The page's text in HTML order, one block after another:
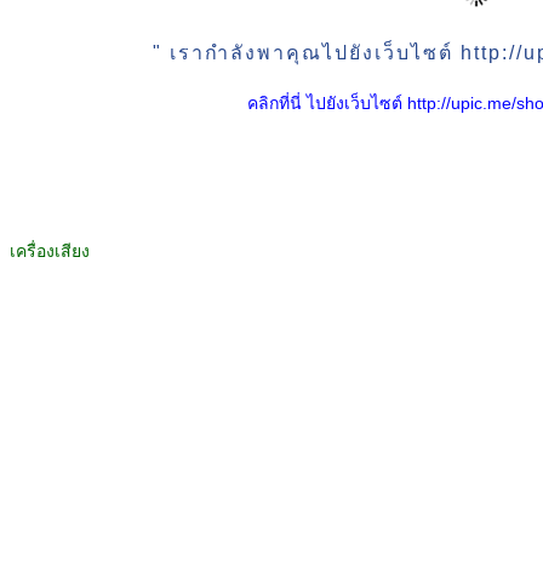
" เรากำลังพาคุณไปยังเว็บไซต์ http://
คลิกที่นี่ ไปยังเว็บไซต์ http://upic.me/
เครื่องเสียง